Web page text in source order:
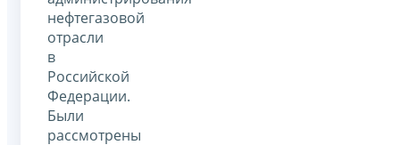
нефтегазовой
отрасли
в
Российской
Федерации.
Были
рассмотрены